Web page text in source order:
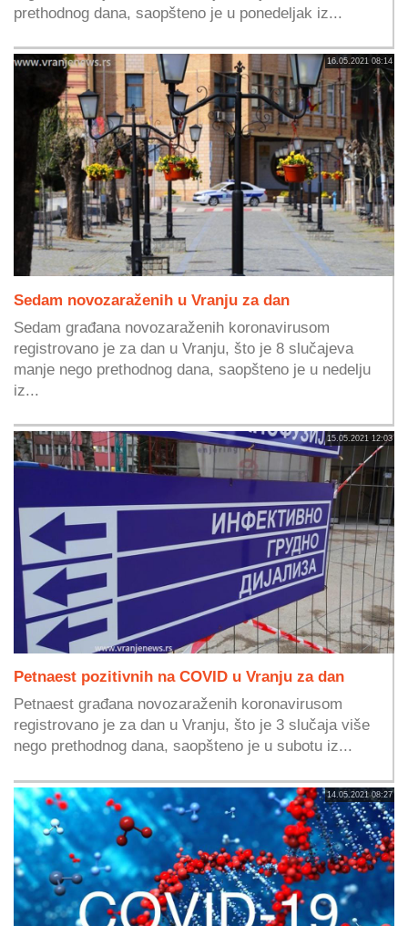
prethodnog dana, saopšteno je u ponedeljak iz...
16.05.2021 08:14
Sedam novozaraženih u Vranju za dan
Sedam građana novozaraženih koronavirusom
registrovano je za dan u Vranju, što je 8 slučajeva
manje nego prethodnog dana, saopšteno je u nedelju
iz...
15.05.2021 12:03
Petnaest pozitivnih na COVID u Vranju za dan
Petnaest građana novozaraženih koronavirusom
registrovano je za dan u Vranju, što je 3 slučaja više
nego prethodnog dana, saopšteno je u subotu iz...
14.05.2021 08:27